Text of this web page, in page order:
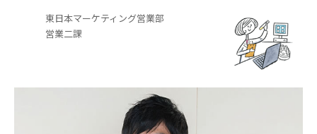
東日本マーケティング営業部
営業二課